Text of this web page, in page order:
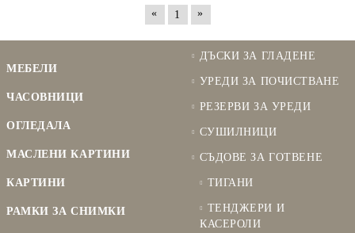
«
1 »
МЕБЕЛИ
ЧАСОВНИЦИ
ОГЛЕДАЛА
МАСЛЕНИ КАРТИНИ
КАРТИНИ
РАМКИ ЗА СНИМКИ
ДЪСКИ ЗА ГЛАДЕНЕ
УРЕДИ ЗА ПОЧИСТВАНЕ
РЕЗЕРВИ ЗА УРЕДИ
СУШИЛНИЦИ
СЪДОВЕ ЗА ГОТВЕНЕ
ТИГАНИ
ТЕНДЖЕРИ И
КАСЕРОЛИ